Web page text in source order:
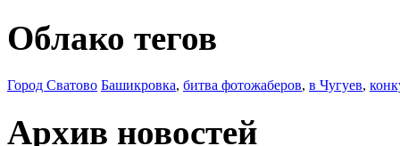
Облако тегов
Город Сватово Башикровка, битва фотожаберов, в Чугуев,
Архив новостей